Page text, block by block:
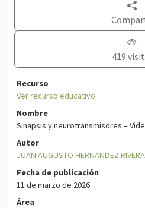
419
Recurso
Ver recurso educativo
Nombre
Sinapsis y neurotransmisores –
Autor
JUAN AUGUSTO HERNANDEZ RIVERA
Fecha de publicación
11 de marzo de 2026
Área